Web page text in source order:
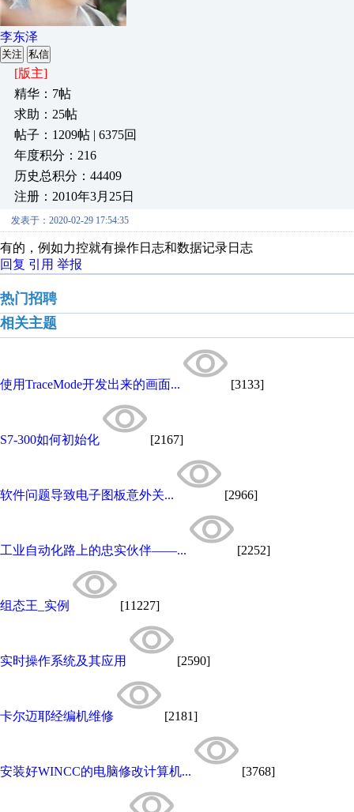
李东泽
关注 私信
[版主]
精华：7帖
求助：25帖
帖子：1209帖 | 6375回
年度积分：216
历史总积分：44409
注册：2010年3月25日
发表于：2020-02-29 17:54:35
有的，例如力控就有操作日志和数据记录日志
回复 引用 举报
热门招聘
相关主题
使用TraceMode开发出来的画面... [3133]
S7-300如何初始化 [2167]
软件问题导致电子图板意外关... [2966]
工业自动化路上的忠实伙伴——... [2252]
组态王_实例 [11227]
实时操作系统及其应用 [2590]
卡尔迈耶经编机维修 [2181]
安装好WINCC的电脑修改计算机... [3768]